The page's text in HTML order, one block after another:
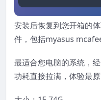
安装后恢复到您开箱的
件，包括myasus
最适合您电脑的系统，
功耗直接拉满，体验最原